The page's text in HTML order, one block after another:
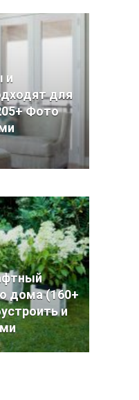
и
для
Фото
дома (160+
и